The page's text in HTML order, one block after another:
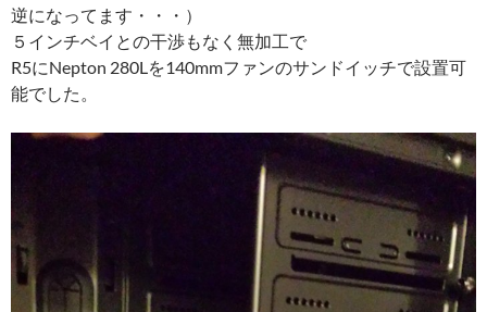
逆になってます・・・）
５インチベイとの干渉もなく無加工で
R5にNepton 280Lを140mmファンのサンドイッチで設置可
能でした。